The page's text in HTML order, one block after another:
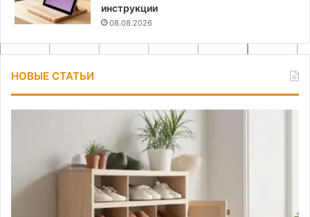
инструкции
08.08.2026
НОВЫЕ СТАТЬИ